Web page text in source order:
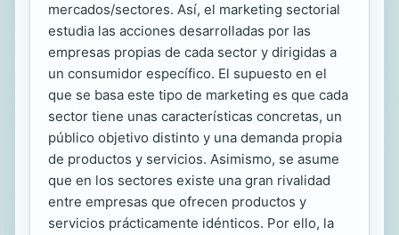
mercados/sectores. Así, el marketing sectorial
estudia las acciones desarrolladas por las
empresas propias de cada sector y dirigidas a
un consumidor específico. El supuesto en el
que se basa este tipo de marketing es que cada
sector tiene unas características concretas, un
público objetivo distinto y una demanda propia
de productos y servicios. Asimismo, se asume
que en los sectores existe una gran rivalidad
entre empresas que ofrecen productos y
servicios prácticamente idénticos. Por ello, la